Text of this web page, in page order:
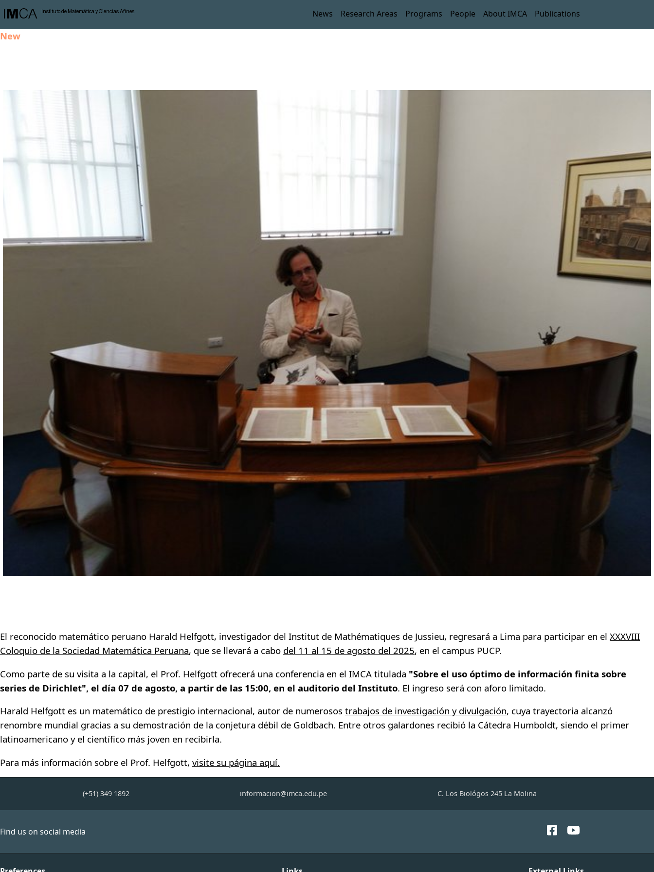
M CA Instituto de Matemática y Ciencias Afines News Research Areas Programs People About IMCA Publications
New
El reconocido matemático peruano Harald Helfgott, investigador del Institut de Mathématiques de Jussieu, regresará a Lima para participar en el XXXVIII
Coloquio de la Sociedad Matemática Peruana, que se llevará a cabo del 11 al 15 de agosto del 2025, en el campus PUCP.
Como parte de su visita a la capital, el Prof. Helfgott ofrecerá una conferencia en el IMCA titulada "Sobre el uso óptimo de información finita sobre
series de Dirichlet", el día 07 de agosto, a partir de las 15:00, en el auditorio del Instituto. El ingreso será con aforo limitado.
Harald Helfgott es un matemático de prestigio internacional, autor de numerosos trabajos de investigación y divulgación, cuya trayectoria alcanzó
renombre mundial gracias a su demostración de la conjetura débil de Goldbach. Entre otros galardones recibió la Cátedra Humboldt, siendo el primer
latinoamericano y el científico más joven en recibirla.
Para más información sobre el Prof. Helfgott, visite su página aquí.
(+51) 349 1892 informacion@imca.edu.pe C. Los Biológos 245 La Molina
Find us on social media